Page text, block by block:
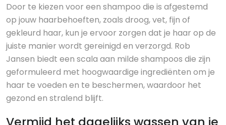
Door te kiezen voor een shampoo die is afgestemd
op jouw haarbehoeften, zoals droog, vet, fijn of
gekleurd haar, kun je ervoor zorgen dat je haar op de
juiste manier wordt gereinigd en verzorgd. Rob
Jansen biedt een scala aan milde shampoos die zijn
geformuleerd met hoogwaardige ingrediënten om je
haar te voeden en te beschermen, waardoor het
gezond en stralend blijft.